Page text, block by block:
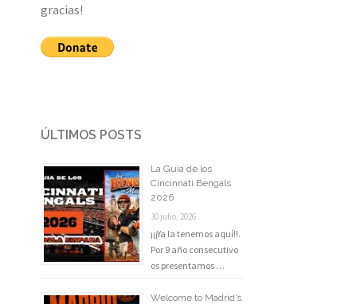
gracias!
ÚLTIMOS POSTS
La Guía de los
Cincinnati Bengals
2026
30 julio, 2026
¡¡¡Ya la tenemos aquí!!.
Por 9 año consecutivo
os presentamos …
Welcome to Madrid’s